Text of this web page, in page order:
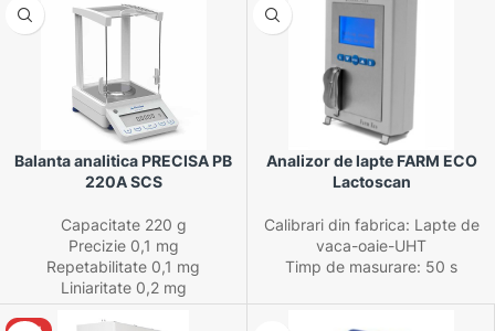
Balanta analitica PRECISA PB
220A SCS
Capacitate 220 g
Precizie 0,1 mg
Repetabilitate 0,1 mg
Liniaritate 0,2 mg
Analizor de lapte FARM ECO
Lactoscan
Calibrari din fabrica: Lapte de
vaca-oaie-UHT
Timp de masurare: 50 s